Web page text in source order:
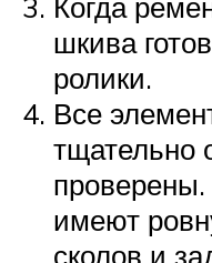
шкива
ролики.
Все
тщательно
имеют
сколов и